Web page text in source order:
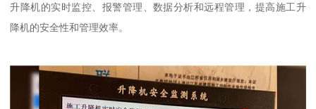
升降机的实时监控、报警管理、数据分析和远程管理，提高施工升
降机的安全性和管理效率。